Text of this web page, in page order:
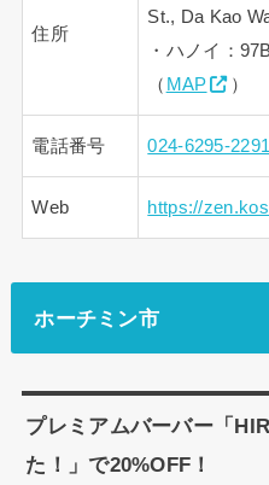
住所
St., Da Kao
・ハノイ：
（ MAP ）
電話番号 024-6295-2291
Web https://
ホーチミン市
プレミアムバーバー「
た！」で20%OFF！